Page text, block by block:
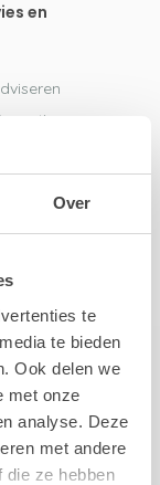
Over
te
te bieden
Ook delen we
met onze
analyse. Deze
met andere
die ze hebben
en